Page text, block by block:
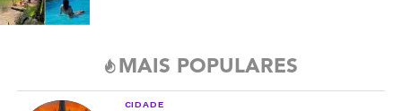
MAIS POPULARES
CIDADE